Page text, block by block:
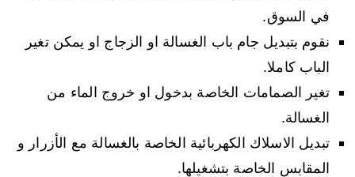
في السوق.
نقوم بتبديل جام باب الغسالة او الزجاج او يمكن تغير
الباب كاملا.
تغير الصمامات الخاصة بدخول او خروج الماء من
الغسالة.
تبديل الاسلاك الكهربائية الخاصة بالغسالة مع الأزرار و
المقابس الخاصة بتشغيلها.